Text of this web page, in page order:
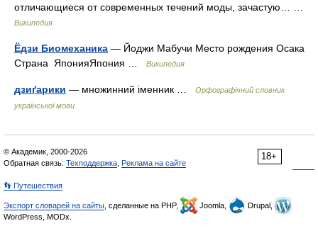
отличающиеся от современных течений моды, зачастую… …
Википедия
Ёдзи Биомеханика — Йоджи Мабучи Место рождения Осака
Страна ЯпонияЯпония …
Википедия
дзиґарики — множинний іменник …
Орфографічний словник
української мови
18+
© Академик, 2000-2026
Обратная связь: Техподдержка Реклама на сайте
👣 Путешествия
Экспорт словарей на сайты , сделанные на PHP, Joomla,
Drupal,
WordPress, MODx.